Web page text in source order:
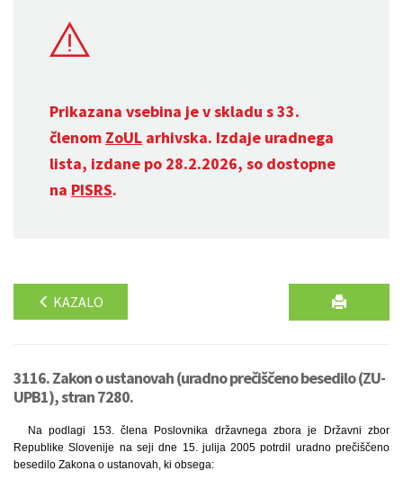
Prikazana vsebina je v skladu s 33.
členom ZoUL arhivska. Izdaje uradnega
lista, izdane po 28.2.2026, so dostopne
na PISRS.
KAZALO
3116. Zakon o ustanovah (uradno prečiščeno besedilo (ZU-
UPB1), stran 7280.
Na podlagi 153. člena Poslovnika državnega zbora je Državni zbor
Republike Slovenije na seji dne 15. julija 2005 potrdil uradno prečiščeno
besedilo Zakona o ustanovah, ki obsega: